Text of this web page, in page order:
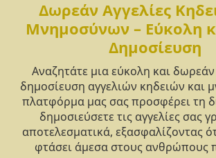
Δωρεάν Αγγελίες
Μνημοσύνων – Εύκολη
Δημοσίευση
Αναζητάτε μια εύκολη και
δημοσίευση αγγελιών κηδειών και
πλατφόρμα μας σας προσφέρει τη
δημοσιεύσετε τις αγγελίες σας
αποτελεσματικά, εξασφαλίζοντας
φτάσει άμεσα στους ανθρώπους